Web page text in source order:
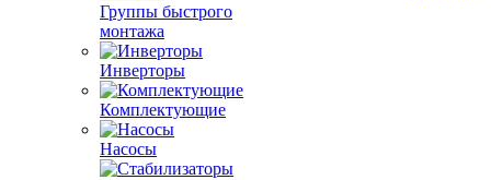
Группы быстрого
монтажа
Инверторы
Комплектующие
Насосы